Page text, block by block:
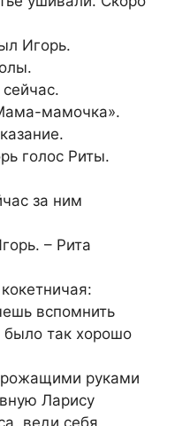
Игорь.
мамочка».
голос Риты.
за ним
– Рита
вспомнить
так хорошо
руками
Ларису